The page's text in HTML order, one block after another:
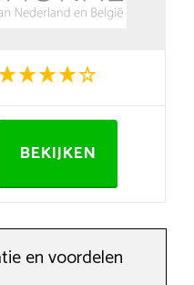
BEKIJKEN
en voordelen